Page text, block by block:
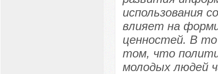
использования
влияет на
ценностей. В
том, что
молодых людей